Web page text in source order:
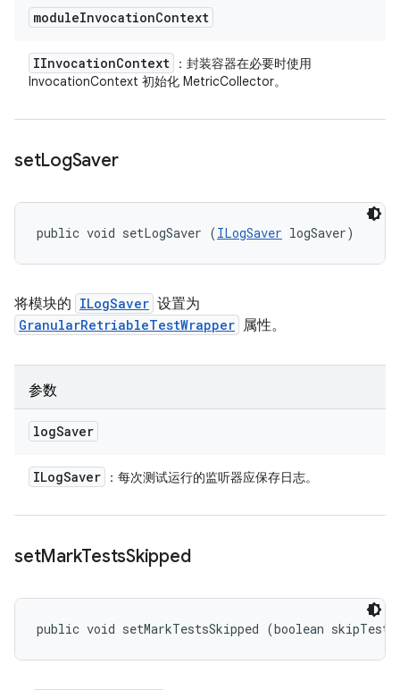
moduleInvocationContext
IInvocationContext
：封装容器在必要时使用
InvocationContext 初始化 MetricCollector。
setLogSaver
public void setLogSaver (ILogSaver logSaver)
将模块的 ILogSaver 设置为
GranularRetriableTestWrapper 属性。
参数
logSaver
ILogSaver ：每次测试运行的监听器应保存日志。
setMarkTestsSkipped
public void setMarkTestsSkipped (boolean